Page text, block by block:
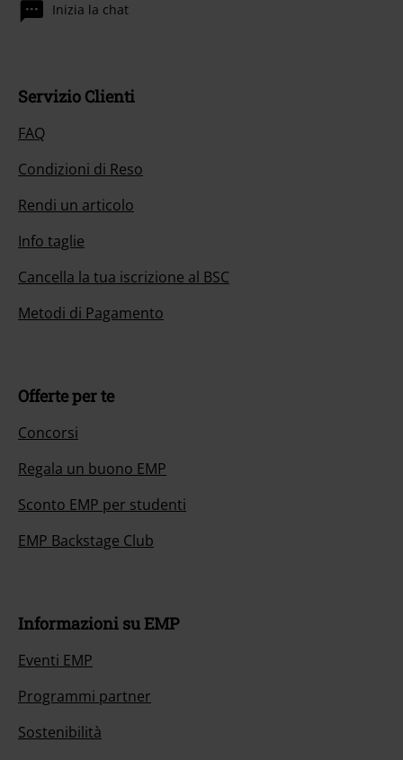
Inizia la chat
Servizio Clienti
FAQ
Condizioni di Reso
Rendi un articolo
Info taglie
Cancella la tua iscrizione al BSC
Metodi di Pagamento
Offerte per te
Concorsi
Regala un buono EMP
Sconto EMP per studenti
EMP Backstage Club
Informazioni su EMP
Eventi EMP
Programmi partner
Sostenibilità